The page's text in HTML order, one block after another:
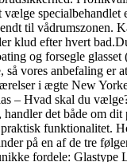
specialbehandlet
til vådrumszonen.
klud efter hvert
og forsegle
vores anbefaling er
i ægte New
– Hvad skal du
det både om dit
funktionalitet.
på en af de tre
fordele: Glastype